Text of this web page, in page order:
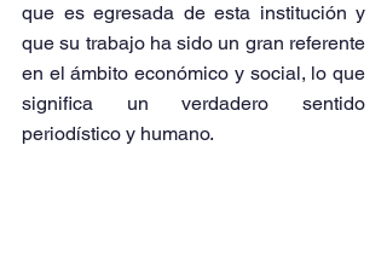
que es egresada de esta institución y
que su trabajo ha sido un gran referente
en el ámbito económico y social, lo que
significa un verdadero sentido
periodístico y humano.